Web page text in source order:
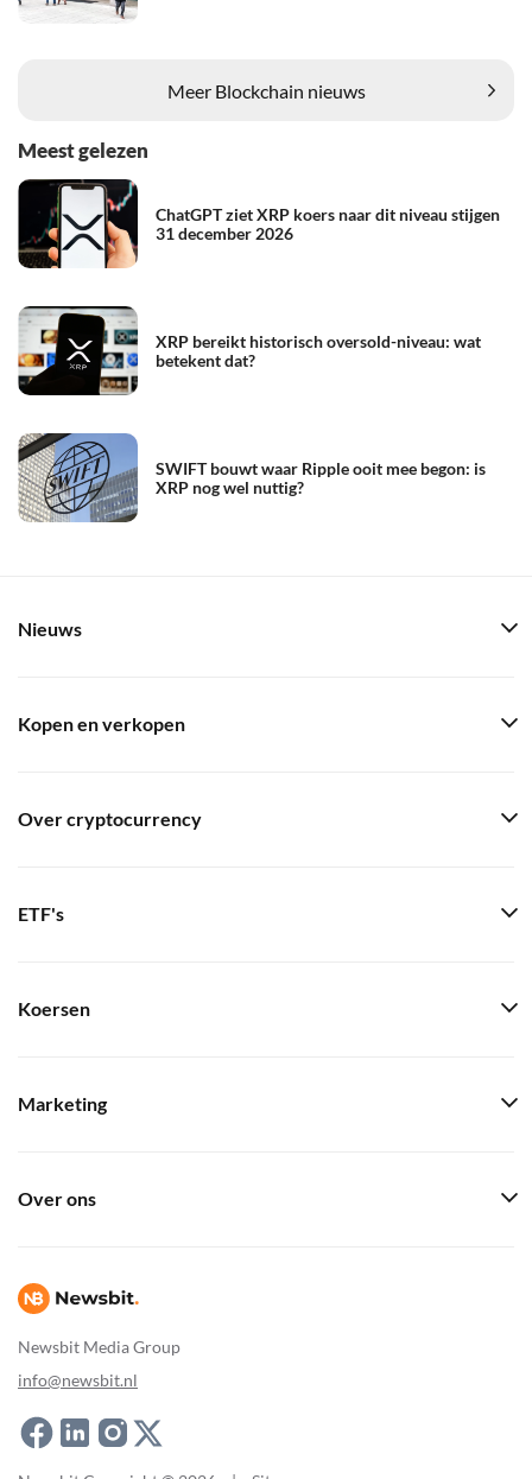
Meer Blockchain nieuws
Meest gelezen
ChatGPT ziet XRP koers naar dit niveau stijgen
31 december 2026
XRP bereikt historisch oversold-niveau: wat
betekent dat?
SWIFT bouwt waar Ripple ooit mee begon: is
XRP nog wel nuttig?
Newsbit Media Group
info@newsbit.nl
Nieuws
Kopen en verkopen
Over cryptocurrency
ETF's
Koersen
Marketing
Over ons